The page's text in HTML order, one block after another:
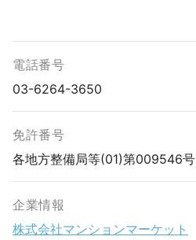
電話番号
03-6264-3650
免許番号
各地方整備局等(01)第009546号
企業情報
株式会社マンションマーケット